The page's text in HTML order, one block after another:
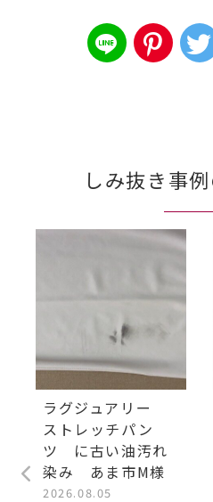
しみ抜き事
ラグジュアリー
ストレッチパン
ツ に古い油汚れ
染み あま市M様
2026.08.05